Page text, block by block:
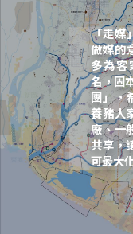
「走媒
做媒的
多為客
名，固
團」，
養豬人
廠、一
共享，
可最大